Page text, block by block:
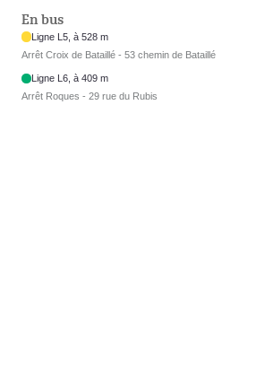
En bus
Ligne L5, à 528 m
Arrêt Croix de Bataillé - 53 chemin de Bataillé
Ligne L6, à 409 m
Arrêt Roques - 29 rue du Rubis